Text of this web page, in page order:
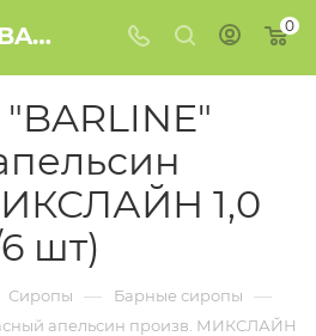
Сироп ТМ "BARLINE" Красный апельсин произв. МИКСЛАЙН 1,0 ПЭТ (1кор/6 шт) купить в Минске 0
1,0
шт)
Сиропы — Барные сиропы —
апельсин произв. МИКСЛАЙН